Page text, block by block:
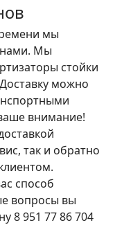
мы
Мы
стойки
можно
внимание!
так и обратно
способ
вопросы вы
8 951 77 86 704